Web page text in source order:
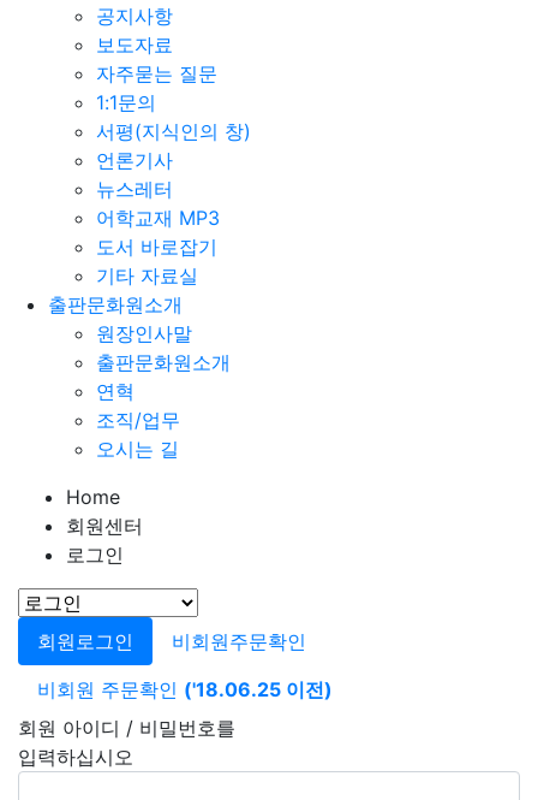
공지사항
보도자료
자주묻는 질문
1:1문의
서평(지식인의 창)
언론기사
뉴스레터
어학교재 MP3
도서 바로잡기
기타 자료실
출판문화원소개
원장인사말
출판문화원소개
연혁
조직/업무
오시는 길
Home
회원센터
로그인
회원로그인
비회원주문확인
비회원 주문확인 ('18.06.25 이전)
회원 아이디 / 비밀번호를
입력하십시오